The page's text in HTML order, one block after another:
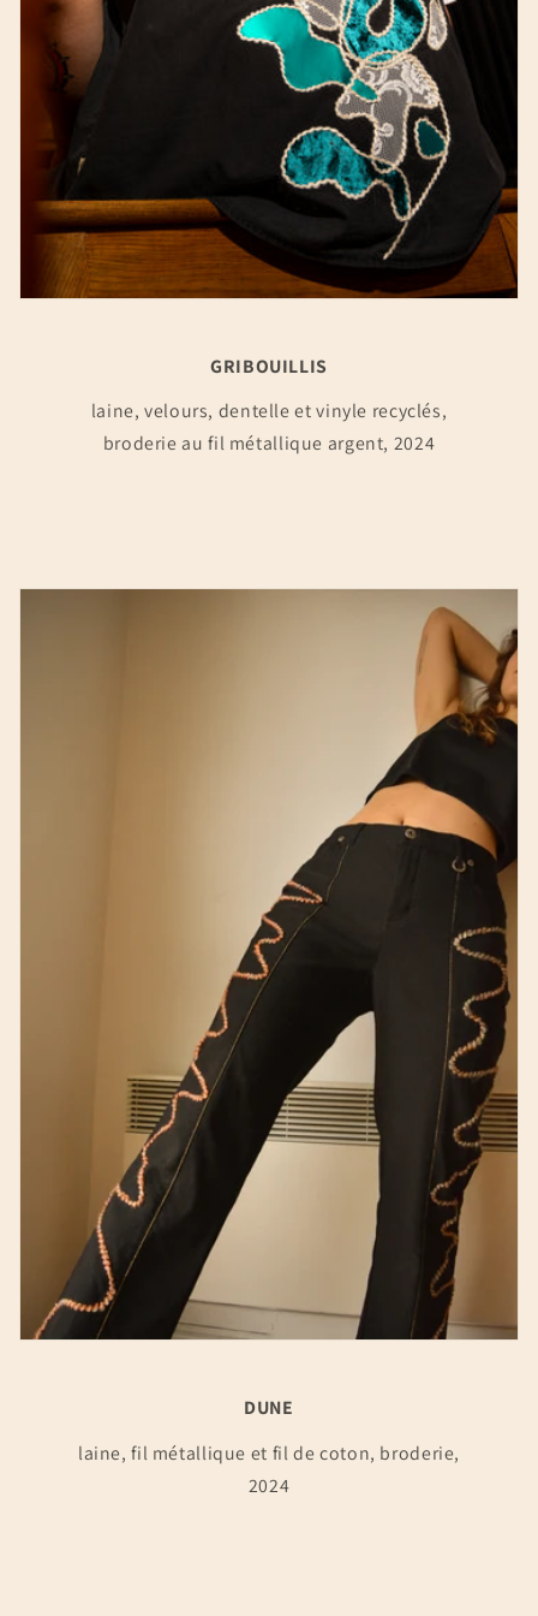
GRIBOUILLIS
laine, velours, dentelle et vinyle recyclés,
broderie au fil métallique argent, 2024
DUNE
laine, fil métallique et fil de coton, broderie,
2024